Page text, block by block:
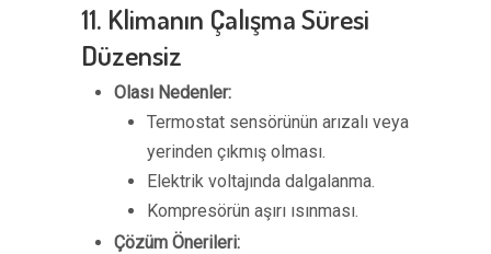
11. Klimanın Çalışma Süresi
Düzensiz
Olası Nedenler:
Termostat sensörünün arızalı veya
yerinden çıkmış olması.
Elektrik voltajında dalgalanma.
Kompresörün aşırı ısınması.
Çözüm Önerileri: